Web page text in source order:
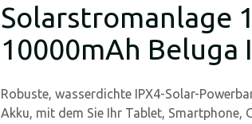
Solarstromanlage
10000mAh Beluga
Robuste, wasserdichte IPX4-Solar-
Akku, mit dem Sie Ihr Tablet, Smartphone,